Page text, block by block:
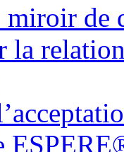
miroir de
la